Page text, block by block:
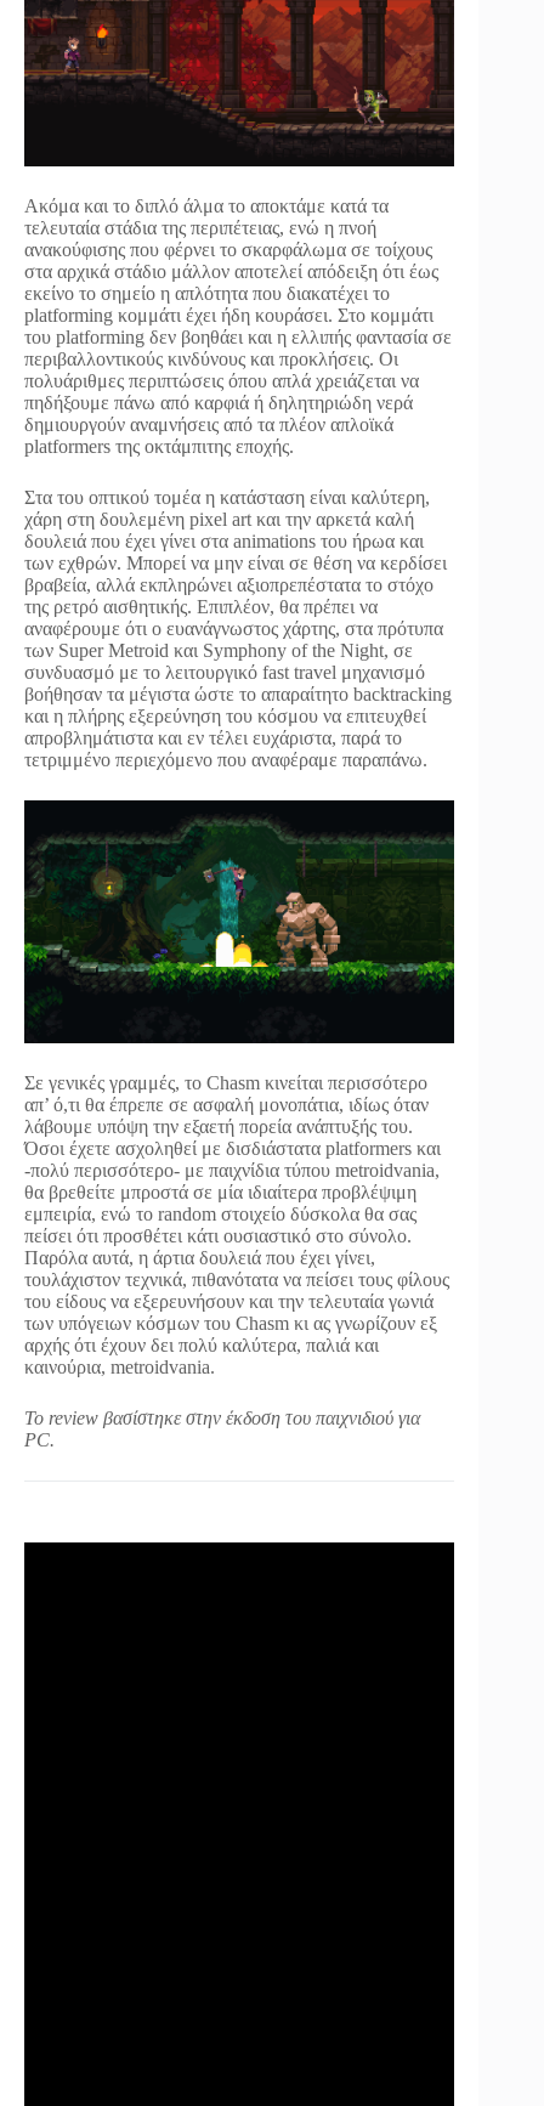
Ακόμα και το διπλό άλμα το αποκτάμε κατά τα
τελευταία στάδια της περιπέτειας, ενώ η πνοή
ανακούφισης που φέρνει το σκαρφάλωμα σε τοίχους
στα αρχικά στάδιο μάλλον αποτελεί απόδειξη ότι έως
εκείνο το σημείο η απλότητα που διακατέχει το
platforming κομμάτι έχει ήδη κουράσει. Στο κομμάτι
του platforming δεν βοηθάει και η ελλιπής φαντασία σε
περιβαλλοντικούς κινδύνους και προκλήσεις. Οι
πολυάριθμες περιπτώσεις όπου απλά χρειάζεται να
πηδήξουμε πάνω από καρφιά ή δηλητηριώδη νερά
δημιουργούν αναμνήσεις από τα πλέον απλοϊκά
platformers της οκτάμπιτης εποχής.
Στα του οπτικού τομέα η κατάσταση είναι καλύτερη,
χάρη στη δουλεμένη pixel art και την αρκετά καλή
δουλειά που έχει γίνει στα animations του ήρωα και
των εχθρών. Μπορεί να μην είναι σε θέση να κερδίσει
βραβεία, αλλά εκπληρώνει αξιοπρεπέστατα το στόχο
της ρετρό αισθητικής. Επιπλέον, θα πρέπει να
αναφέρουμε ότι ο ευανάγνωστος χάρτης, στα πρότυπα
των Super Metroid και Symphony of the Night, σε
συνδυασμό με το λειτουργικό fast travel μηχανισμό
βοήθησαν τα μέγιστα ώστε το απαραίτητο backtracking
και η πλήρης εξερεύνηση του κόσμου να επιτευχθεί
απροβλημάτιστα και εν τέλει ευχάριστα, παρά το
τετριμμένο περιεχόμενο που αναφέραμε παραπάνω.
Σε γενικές γραμμές, το Chasm κινείται περισσότερο
απ’ ό,τι θα έπρεπε σε ασφαλή μονοπάτια, ιδίως όταν
λάβουμε υπόψη την εξαετή πορεία ανάπτυξής του.
Όσοι έχετε ασχοληθεί με δισδιάστατα platformers και
-πολύ περισσότερο- με παιχνίδια τύπου metroidvania,
θα βρεθείτε μπροστά σε μία ιδιαίτερα προβλέψιμη
εμπειρία, ενώ το random στοιχείο δύσκολα θα σας
πείσει ότι προσθέτει κάτι ουσιαστικό στο σύνολο.
Παρόλα αυτά, η άρτια δουλειά που έχει γίνει,
τουλάχιστον τεχνικά, πιθανότατα να πείσει τους φίλους
του είδους να εξερευνήσουν και την τελευταία γωνιά
των υπόγειων κόσμων του Chasm κι ας γνωρίζουν εξ
αρχής ότι έχουν δει πολύ καλύτερα, παλιά και
καινούρια, metroidvania.
Το review βασίστηκε στην έκδοση του παιχνιδιού για
PC.